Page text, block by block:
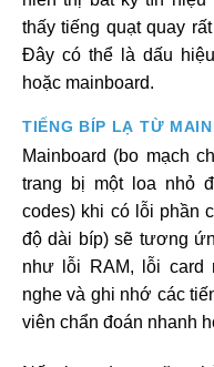
thấy tiếng quạt quay
Đây có thể là dấu
hoặc mainboard.
TIẾNG BÍP LẠ TỪ
Mainboard (bo mạch
trang bị một loa nhỏ
codes) khi có lỗi phần
độ dài bíp) sẽ tương
như lỗi RAM, lỗi card
nghe và ghi nhớ các
viên chẩn đoán nhanh